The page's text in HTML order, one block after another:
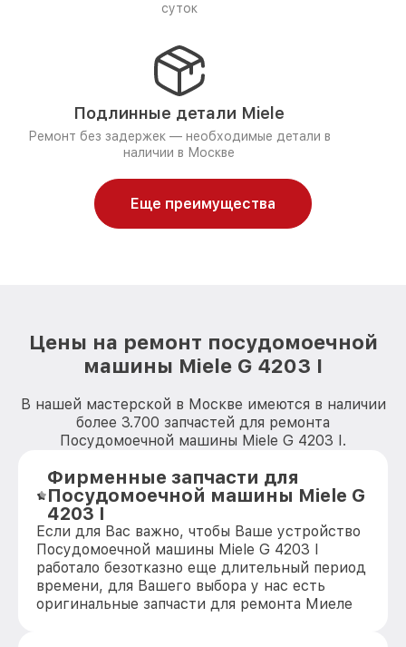
суток
Подлинные детали Miele
Ремонт без задержек — необходимые детали в
наличии в Москве
Еще преимущества
Цены на ремонт посудомоечной
машины Miele G 4203 I
В нашей мастерской в Москве имеются в наличии
более 3.700 запчастей для ремонта
Посудомоечной машины Miele G 4203 I.
Фирменные запчасти для
Посудомоечной машины Miele G
4203 I
Если для Вас важно, чтобы Ваше устройство
Посудомоечной машины Miele G 4203 I
работало безотказно еще длительный период
времени, для Вашего выбора у нас есть
оригинальные запчасти для ремонта Миеле